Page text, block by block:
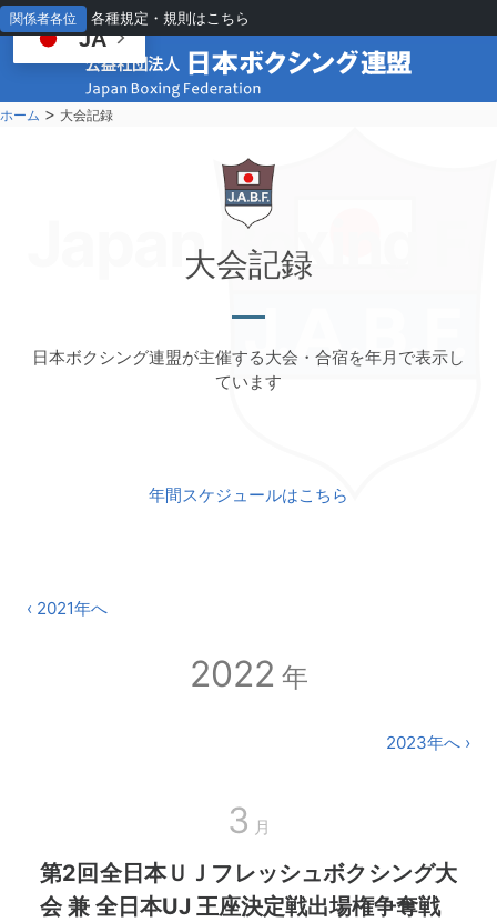
関係者各位 各種規定・規則はこちら
ホーム > 大会記録
Japan Boxing
大会記録
日本ボクシング連盟が主催する大会・合宿を年月で表示し
ています
年間スケジュールはこちら
‹ 2021年へ
2022 年
2023年へ ›
3 月
第2回全日本ＵＪフレッシュボクシング大
会 兼 全日本UJ 王座決定戦出場権争奪戦
JA